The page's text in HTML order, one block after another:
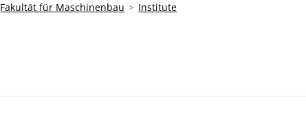
Fakultät für Maschinenbau
Institute